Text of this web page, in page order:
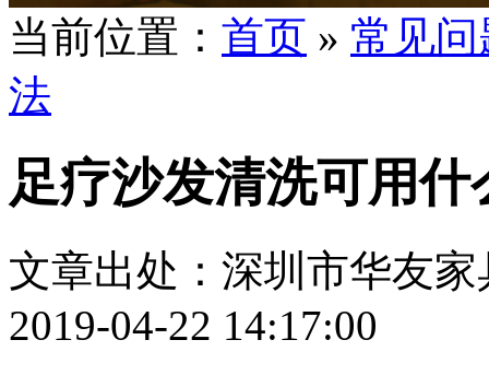
当前位置： 首页 » 常见问
法
足疗沙发清洗可用什
文章出处：深圳市华友
2019-04-22 14:17:00